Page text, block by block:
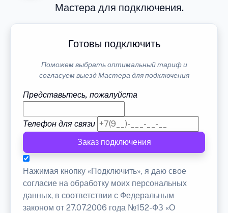
Мастера для подключения.
Готовы подключить
Поможем выбрать оптимальный тариф и
согласуем выезд Мастера для подключения
Представьтесь, пожалуйста
Телефон для связи
Заказ подключения
Нажимая кнопку «Подключить», я даю свое
согласие на обработку моих персональных
данных, в соответствии с Федеральным
законом от 27.07.2006 года №152-ФЗ «О